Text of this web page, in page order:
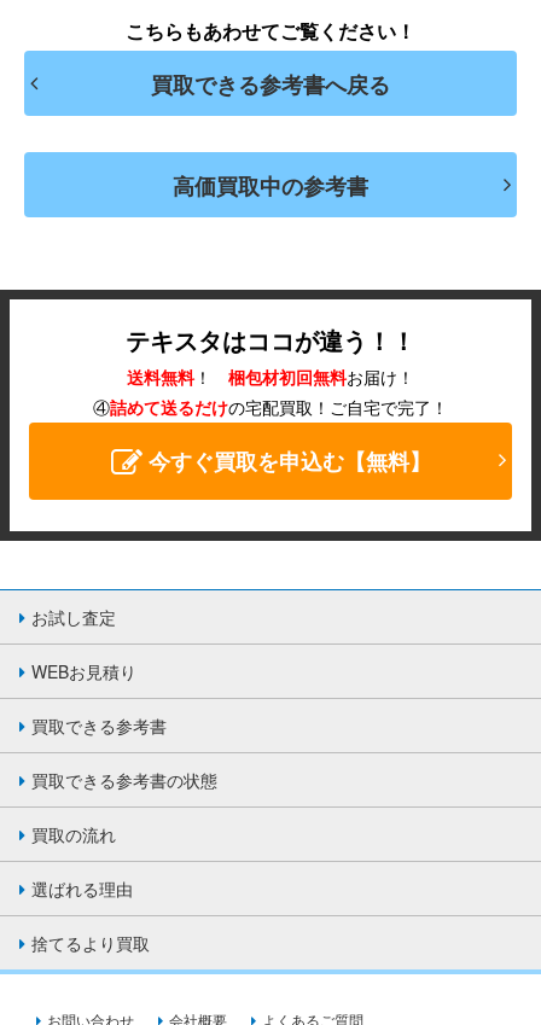
こちらもあわせてご覧ください！
買取できる参考書へ戻る
高価買取中の参考書
テキスタはココが違う！！
送料無料！ 梱包材初回無料お届け！
④詰めて送るだけの宅配買取！ ご自宅で完了！
今すぐ買取を申込む【無料】
お試し査定
WEBお見積り
買取できる参考書
買取できる参考書の状態
買取の流れ
選ばれる理由
捨てるより買取
お問い合わせ 会社概要 よくあるご質問